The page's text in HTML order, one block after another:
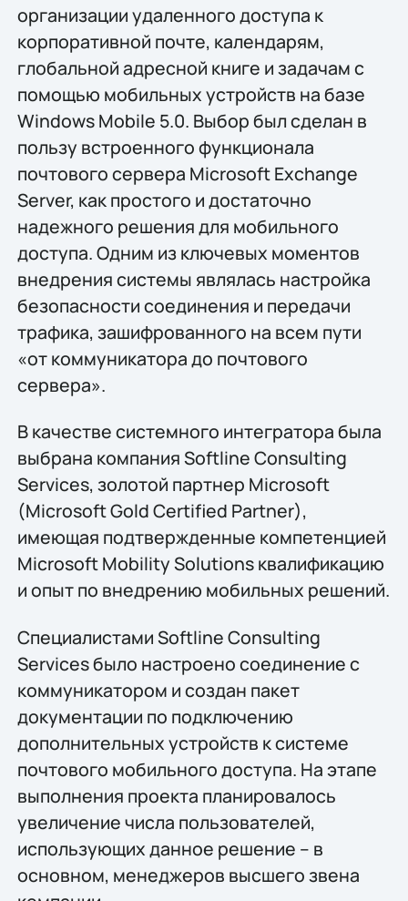
организации удаленного доступа к
корпоративной почте, календарям,
глобальной адресной книге и задачам с
помощью мобильных устройств на базе
Windows Mobile 5.0. Выбор был сделан в
пользу встроенного функционала
почтового сервера Microsoft Exchange
Server, как простого и достаточно
надежного решения для мобильного
доступа. Одним из ключевых моментов
внедрения системы являлась настройка
безопасности соединения и передачи
трафика, зашифрованного на всем пути
«от коммуникатора до почтового
сервера».
В качестве системного интегратора была
выбрана компания Softline Consulting
Services, золотой партнер Microsoft
(Microsoft Gold Certified Partner),
имеющая подтвержденные компетенцией
Microsoft Mobility Solutions квалификацию
и опыт по внедрению мобильных решений.
Специалистами Softline Consulting
Services было настроено соединение с
коммуникатором и создан пакет
документации по подключению
дополнительных устройств к системе
почтового мобильного доступа. На этапе
выполнения проекта планировалось
увеличение числа пользователей,
использующих данное решение – в
основном, менеджеров высшего звена